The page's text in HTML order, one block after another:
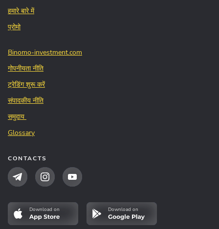
हमारे बारे में
प्रोमो
Binomo-investment.com
गोपनीयता नीति
ट्रेडिंग शुरू करें
संपादकीय नीति
समुदाय
Glossary
CONTACTS
Download on Download on